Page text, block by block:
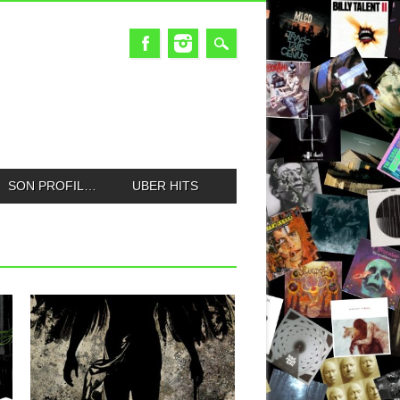
SON PROFIL… UBER HITS
22.02.26
CONVERGE : LOVE IS
NOT ENOUGH
Et de onze pour les fous furieux de
Converge. Le groupe...